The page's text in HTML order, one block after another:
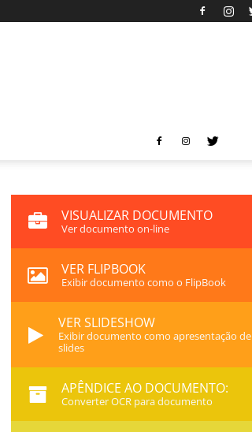
VISUALIZAR DOCUMENTO
Ver documento on-line
VER FLIPBOOK
Exibir documento como o FlipBook
VER SLIDESHOW
Exibir documento como apresentação de
slides
APÊNDICE AO DOCUMENTO:
Converter OCR para documento